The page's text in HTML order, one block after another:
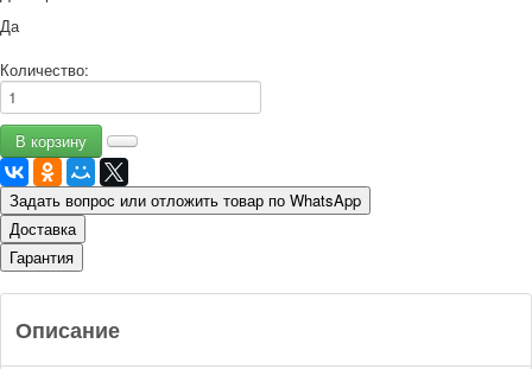
Да
Количество:
Задать вопрос или отложить товар по WhatsApp
Доставка
Гарантия
Описание